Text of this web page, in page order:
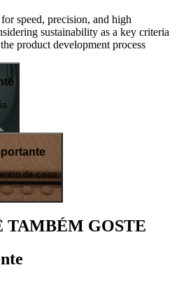
speed, precision, and high
sustainability as a key criteria
product development process
da caixa
TAMBÉM GOSTE